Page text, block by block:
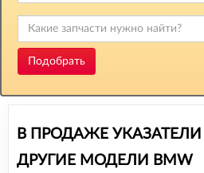
Подобрать
В ПРОДАЖЕ
ДРУГИЕ МОДЕЛИ BMW